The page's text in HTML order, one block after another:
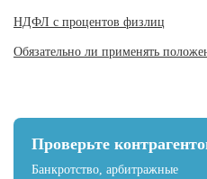
Проверьте
Банкротство, арбитражные
НДФЛ с процентов физлиц
Обязательно ли применять